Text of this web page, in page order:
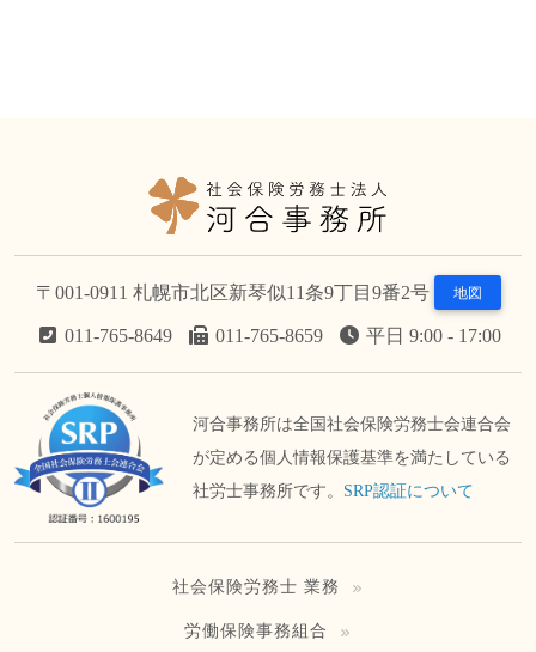
〒001-0911 札幌市北区新琴似11条9丁目9番2号 地図
011-765-8649 011-765-8659 平日 9:00 - 17:00
河合事務所は全国社会保険労務士会連合会
が定める個人情報保護基準を満たしている
社労士事務所です。 SRP認証について
社会保険労務士 業務
労働保険事務組合